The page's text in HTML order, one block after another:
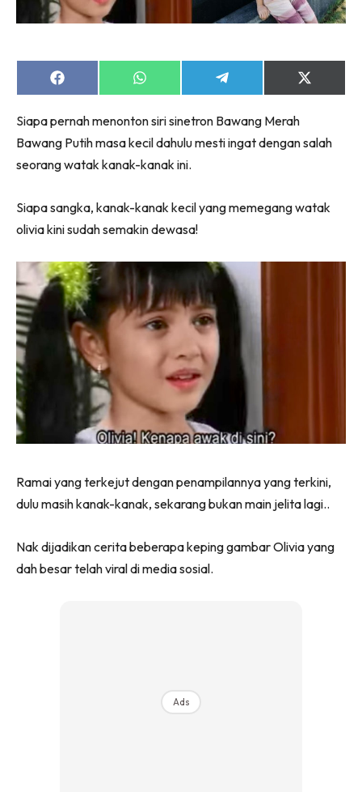
Share
on
Share
on
Share
on
Share
on
Siapa pernah menonton siri sinetron Bawang Merah
Bawang Putih masa kecil dahulu mesti ingat dengan salah
seorang watak kanak-kanak ini.
Siapa sangka, kanak-kanak kecil yang memegang watak
olivia kini sudah semakin dewasa!
Ramai yang terkejut dengan penampilannya yang terkini,
dulu masih kanak-kanak, sekarang bukan main jelita lagi..
Nak dijadikan cerita beberapa keping gambar Olivia yang
dah besar telah viral di media sosial.
Ads